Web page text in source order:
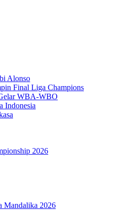
Alonso
Final Liga Champions
WBA-WBO
Indonesia
2026
Mandalika 2026